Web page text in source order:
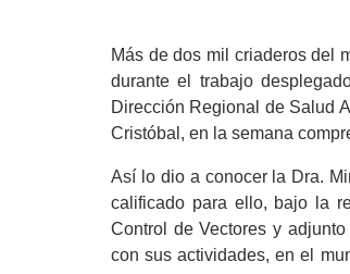
Más de dos mil criaderos del
durante el trabajo
Dirección Regional de Salud
Cristóbal, en la semana
Así lo dio a conocer la Dra.
calificado para ello, bajo la
Control de Vectores y
con sus actividades, en el